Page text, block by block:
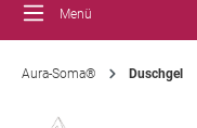
Menü
Aura-Soma® Duschgel